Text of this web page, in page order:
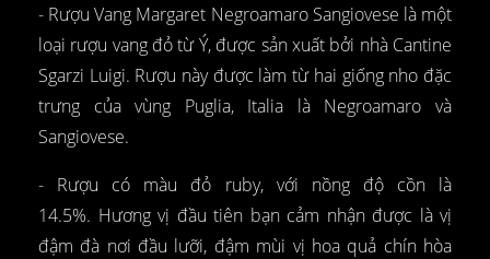
- Rượu Vang Margaret Negroamaro Sangiovese là một
loại rượu vang đỏ từ Ý, được sản xuất bởi nhà Cantine
Sgarzi Luigi. Rượu này được làm từ hai giống nho đặc
trưng của vùng Puglia, Italia là Negroamaro và
Sangiovese.
- Rượu có màu đỏ ruby, với nồng độ cồn là
14.5%. Hương vị đầu tiên bạn cảm nhận được là vị
đậm đà nơi đầu lưỡi, đậm mùi vị hoa quả chín hòa